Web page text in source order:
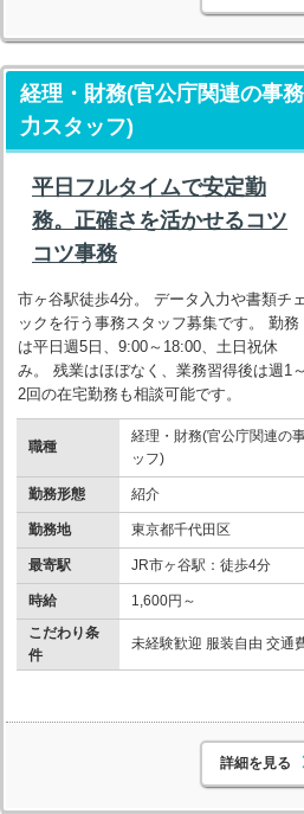
経理・財務(官公庁関連の事
力スタッフ)
平日フルタイムで安定勤
務。正確さを活かせるコツ
コツ事務
市ヶ谷駅徒歩4分。 データ入力や書類チェ
ックを行う事務スタッフ募集です。 勤務
は平日週5日、9:00～18:00、土日祝休
み。 残業はほぼなく、業務習得後は週1～
2回の在宅勤務も相談可能です。
職種
経理・財務(官公庁関連の
ッフ)
勤務形態 紹介
勤務地 東京都千代田区
最寄駅 JR市ヶ谷駅：徒歩4分
時給
1,600円～
こだわり条
件
未経験歓迎 服装自由 交通
詳細を見る